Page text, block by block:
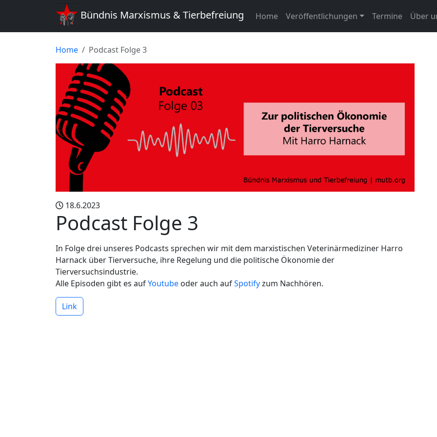
Bündnis Marxismus & Tierbefreiung Home Veröffentlichungen Termine Über
Home Podcast Folge 3
18.6.2023
Podcast Folge 3
In Folge drei unseres Podcasts sprechen wir mit dem marxistischen Veterinärmediziner Harro
Harnack über Tierversuche, ihre Regelung und die politische Ökonomie der
Tierversuchsindustrie.
Alle Episoden gibt es aufYoutube oder auch aufSpotifyzum Nachhören.
Link